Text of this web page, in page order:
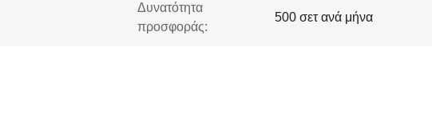
Δυνατότητα
προσφοράς:
500 σετ ανά μήνα